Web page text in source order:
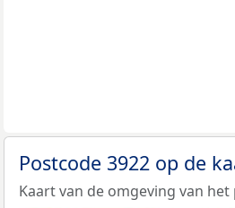
Postcode 3922 op de
Kaart van de omgeving van